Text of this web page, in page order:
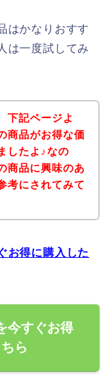
はかなりおすす
は一度試してみ
下記ページよ
商品がお得な価
したよ♪なの
商品に興味のあ
考にされてみて
お得に購入した
今すぐお得
ら